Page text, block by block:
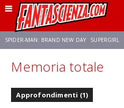
SPIDER-MAN: BRAND NEW DAY SUPERGIRL
FRANCO RICCIARDIELLO ZENDAYA
Memoria totale
Approfondimenti (1)